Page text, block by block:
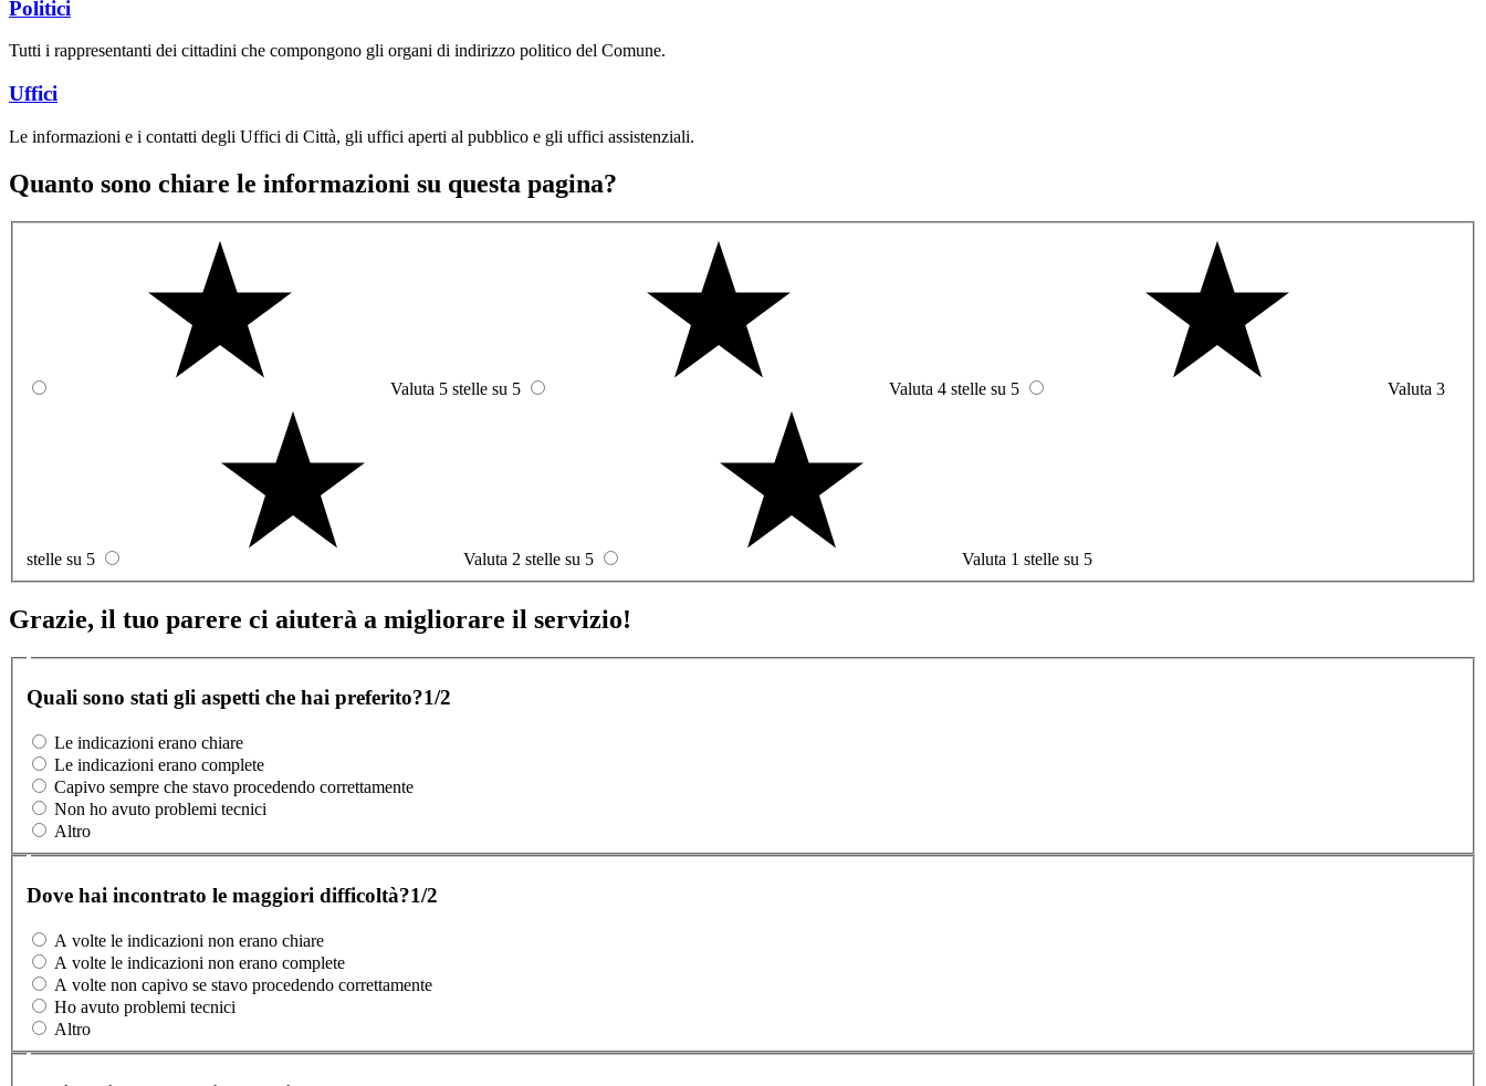
Politici
Tutti i rappresentanti dei cittadini che compongono gli organi di indirizzo politico del Comune.
Uffici
Le informazioni e i contatti degli Uffici di Città, gli uffici aperti al pubblico e gli uffici assistenziali.
Quanto sono chiare le informazioni su questa pagina?
Valuta 5 stelle su 5 Valuta 4 stelle su 5 Valuta 3
stelle su 5 Valuta 2 stelle su 5 Valuta 1 stelle su 5
Grazie, il tuo parere ci aiuterà a migliorare il servizio!
Quali sono stati gli aspetti che hai preferito?1/2
Le indicazioni erano chiare
Le indicazioni erano complete
Capivo sempre che stavo procedendo correttamente
Non ho avuto problemi tecnici
Altro
Dove hai incontrato le maggiori difficoltà?1/2
A volte le indicazioni non erano chiare
A volte le indicazioni non erano complete
A volte non capivo se stavo procedendo correttamente
Ho avuto problemi tecnici
Altro